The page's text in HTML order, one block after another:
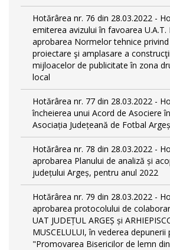
Hotărârea nr. 76 din 28.03.2022 -
emiterea avizului în favoarea U.A.T.
aprobarea Normelor tehnice
proiectare şi amplasare a
mijloacelor de publicitate în zona
local
Hotărârea nr. 77 din 28.03.2022 -
încheierea unui Acord de Asociere
Asociația Județeană de Fotbal
Hotărârea nr. 78 din 28.03.2022 -
aprobarea Planului de analiză și
județului Argeș, pentru anul 2022
Hotărârea nr. 79 din 28.03.2022 -
aprobarea protocolului de
UAT JUDEȚUL ARGEȘ și
MUSCELULUI, în vederea depunerii
"Promovarea Bisericilor de lemn